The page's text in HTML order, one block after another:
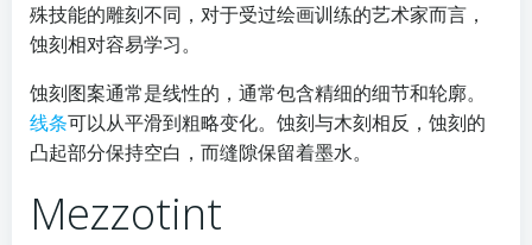
殊技能的雕刻不同，对于受过绘画训练的艺术家而言，
蚀刻相对容易学习。
蚀刻图案通常是线性的，通常包含精细的细节和轮廓。
线条可以从平滑到粗略变化。蚀刻与木刻相反，蚀刻的
凸起部分保持空白，而缝隙保留着墨水。
Mezzotint